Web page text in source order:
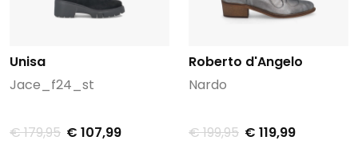
Unisa
Jace_f24_st
€ 179,95 € 107,99
Roberto d'Angelo
Nardo
€ 199,95 € 119,99